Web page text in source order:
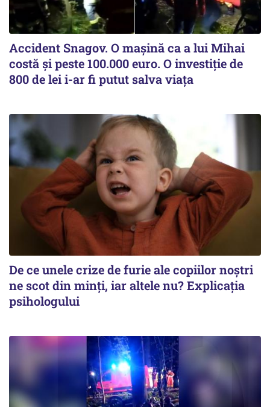
Accident Snagov. O mașină ca a lui Mihai
costă și peste 100.000 euro. O investiție de
800 de lei i-ar fi putut salva viața
De ce unele crize de furie ale copiilor noștri
ne scot din minți, iar altele nu? Explicația
psihologului